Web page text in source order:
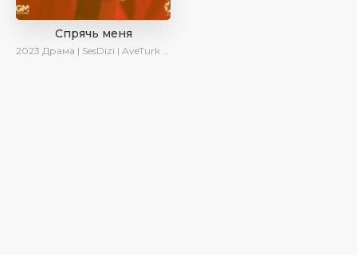
Спрячь меня
2023 Драма | SesDizi | AveTurk | AlisaDirilis | Сериалы 2023